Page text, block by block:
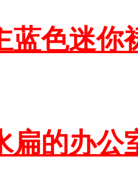
蓝色迷你
扁的办公